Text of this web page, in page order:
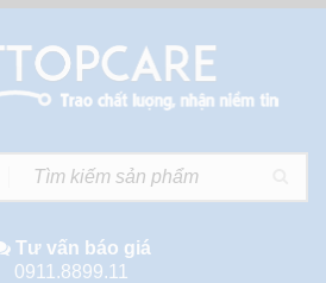
Tư vấn báo giá
0911.8899.11